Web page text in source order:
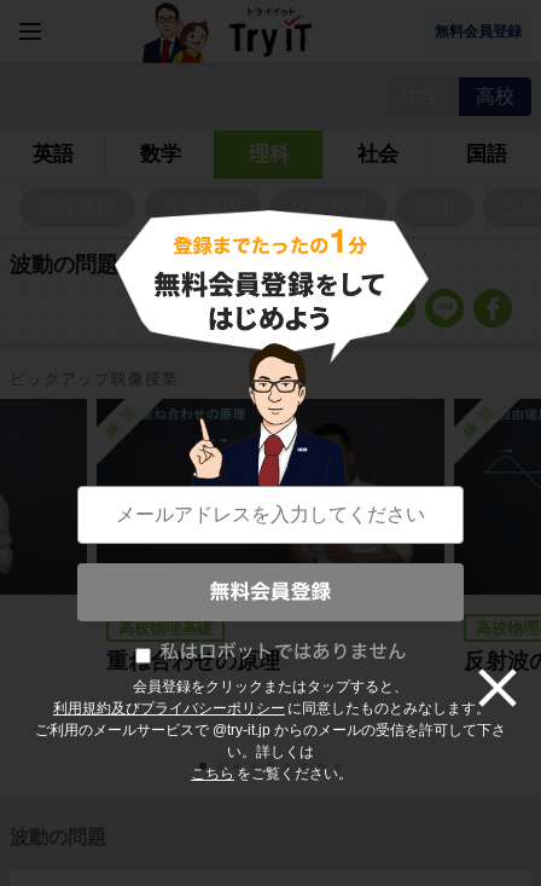
無料会員登録
会員登録をクリックまたはタップすると、
利用規約及びプライバシーポリシー に同意したものとみなします。
ご利用のメールサービスで @try-it.jp からのメールの受信を許可して下さ
い。詳しくは
こちら をご覧ください。
高校
英語 数学 理科 社会 国語
生物基礎 化学基礎
波動の問題
ピックアップ映像授業
練習
重ね合わせの原理
高校物理基礎
練習
反射波
高校物
波動の問題